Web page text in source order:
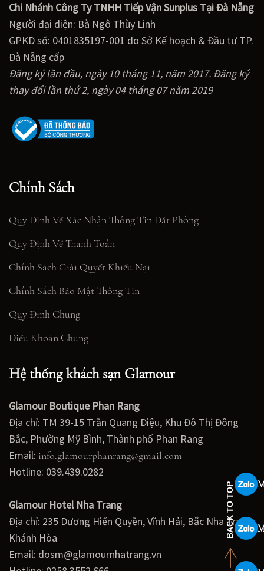
Chi Nhánh Công Ty TNHH Tiếp Vận Sunplus Tại Đà Nẵng
Người đại diện: Bà Ngô Thùy Linh
GPKD số: 0401835197-001 do Sở Kế hoạch & Đầu tư TP.
Đà Nẵng cấp
Đăng ký lần đầu, ngày 10 tháng 11, năm 2017. Đăng ký
thay đổi lần thứ 2, ngày 04 tháng 07 năm 2019
Chính Sách
Quy Định Về Xác Nhận Thông Tin Đặt Phòng
Quy Định Về Thanh Toán
Chính Sách Giải Quyết Khiếu Nại
Chính Sách Bảo Mật Thông Tin
Quy Định Chung
Điều Khoản Chung
Hệ thống khách sạn Glamour
Glamour Boutique Phan Rang
Địa chỉ: TM 39-15 Trần Quang Diệu, Khu Đô Thị Đông
Bắc, Phường Mỹ Bình, Thành phố Phan Rang
Email: info.glamourphanrang@gmail.com
Hotline: 039.439.0282
Glamour Hotel Nha Trang
Địa chỉ: 235 Dương Hiến Quyền, Vĩnh Hải, Bắc Nha Trang,
Khánh Hòa
Email: dosm@glamournhatrang.vn
BACK TO TOP